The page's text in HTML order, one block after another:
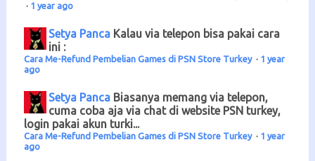
· 1 year ago
Setya Panca Kalau via telepon bisa pakai cara
ini :
Cara Me-Refund Pembelian Games di PSN Store Turkey · 1 year
ago
Setya Panca Biasanya memang via telepon,
cuma coba aja via chat di website PSN turkey,
login pakai akun turki...
Cara Me-Refund Pembelian Games di PSN Store Turkey · 1 year
ago